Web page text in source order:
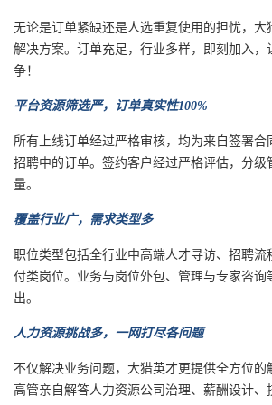
无论是订单紧缺还是人选重复使用的担忧，大
解决方案。订单充足，行业多样，即刻加入，
争！
平台资源筛选严，订单真实性100%
所有上线订单经过严格审核，均为来自签署合
招聘中的订单。签约客户经过严格评估，分级
量。
覆盖行业广，需求类型多
职位类型包括全行业中高端人才寻访、招聘流
付类岗位。业务与岗位外包、管理与专家咨询
出。
人力资源挑战多，一网打尽各问题
不仅解决业务问题，大猎英才更提供全方位的
高管亲自解答人力资源公司治理、薪酬设计、